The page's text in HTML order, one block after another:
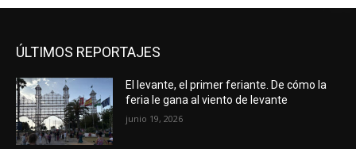
ÚLTIMOS REPORTAJES
El levante, el primer feriante. De cómo la
feria le gana al viento de levante
junio 19, 2026